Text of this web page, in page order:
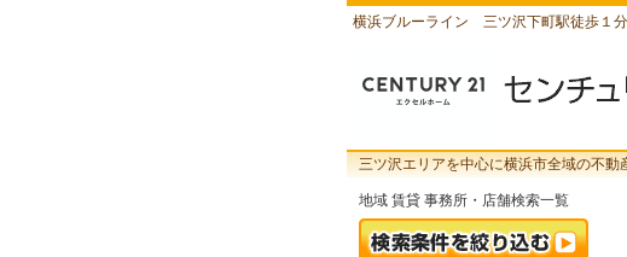
横浜ブルーライン 三ツ沢下町駅徒歩１
三ツ沢エリアを中心に横浜市全域の不
地域 賃貸 事務所・店舗検索一覧